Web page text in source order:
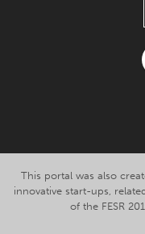
This portal was also
innovative start-ups,
of the FESR